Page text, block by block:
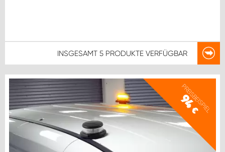
INSGESAMT 5 PRODUKTE VERFÜGBAR
PREISBEISPIEL
94
€